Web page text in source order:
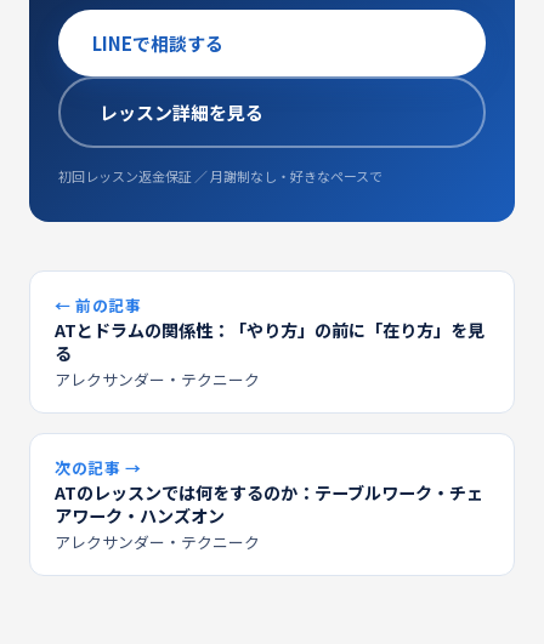
LINEで相談する
レッスン詳細を見る
初回レッスン返金保証 ／ 月謝制なし・好きなペースで
← 前の記事
ATとドラムの関係性：「やり方」の前に「在り方」を見
る
アレクサンダー・テクニーク
次の記事 →
ATのレッスンでは何をするのか：テーブルワーク・チェ
アワーク・ハンズオン
アレクサンダー・テクニーク